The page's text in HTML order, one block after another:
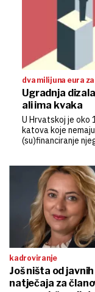
dva milijuna eura
Ugradnja
ali ima kvaka
U Hrvatskoj je oko
katova koje
(su)financiranje
kadroviranje
Još ništa od javnih
natječaja za